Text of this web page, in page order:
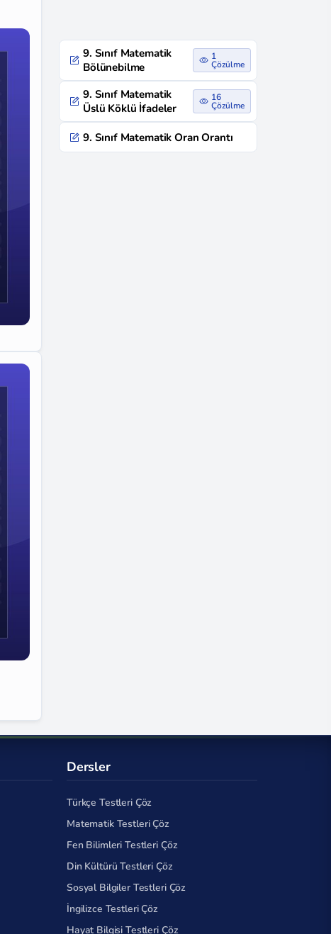
9. Sınıf Matematik
Bölünebilme
1
Çözülme
9. Sınıf Matematik
Üslü Köklü İfadeler
16
Çözülme
9. Sınıf Matematik Oran Orantı
Dersler
Türkçe Testleri Çöz
Matematik Testleri Çöz
Fen Bilimleri Testleri Çöz
Din Kültürü Testleri Çöz
Sosyal Bilgiler Testleri Çöz
İngilizce Testleri Çöz
Hayat Bilgisi Testleri Çöz